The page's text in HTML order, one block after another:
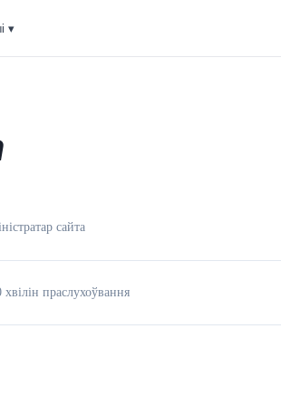
▾
сайта
хвілін праслухоўвання